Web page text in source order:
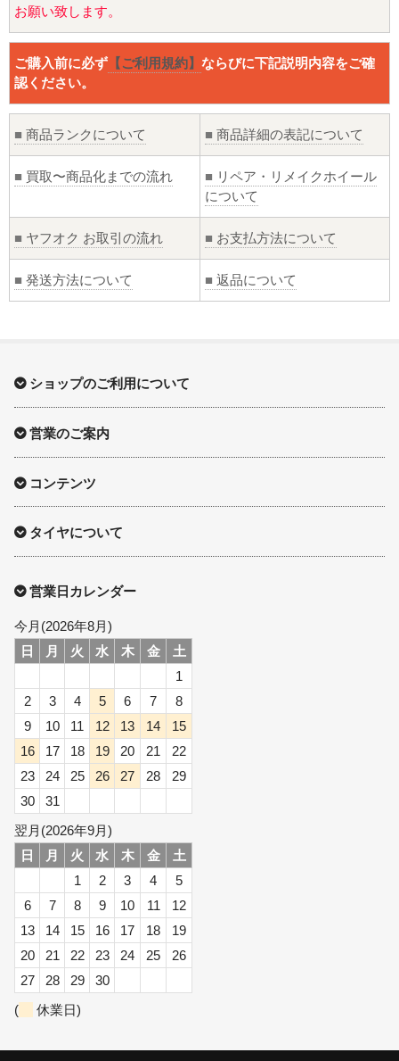
お願い致します。
ご購入前に必ず 【ご利用規約】 ならびに下記説明内容をご確
認ください。
■ 商品ランクについて ■ 商品詳細の表記について
■ 買取〜商品化までの流れ ■ リペア・リメイクホイール
について
■ ヤフオク お取引の流れ ■ お支払方法について
■ 発送方法について ■ 返品について
ショップのご利用について
営業のご案内
コンテンツ
タイヤについて
営業日カレンダー
今月(2026年8月)
日
月 火 水 木 金
土
1
2
3 4 5 6 7
8
9
10 11 12 13 14
15
16
17 18 19 20 21
22
23
24 25 26 27 28
29
30
31
翌月(2026年9月)
日
月 火 水 木 金
土
1
2 3 4
5
6
7 8 9 10 11
12
13
14 15 16 17 18
19
20
21 22 23 24 25
26
27
28 29
30
(
休業日)